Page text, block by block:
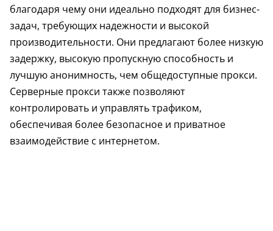
благодаря чему они идеально подходят для бизнес-
задач, требующих надежности и высокой
производительности. Они предлагают более низкую
задержку, высокую пропускную способность и
лучшую анонимность, чем общедоступные прокси.
Серверные прокси также позволяют
контролировать и управлять трафиком,
обеспечивая более безопасное и приватное
взаимодействие с интернетом.